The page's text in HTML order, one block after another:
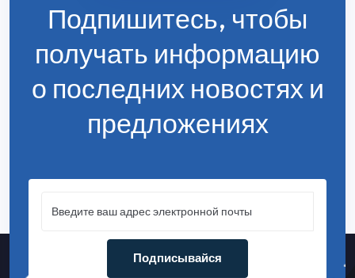
Подпишитесь, чтобы
получать информацию
о последних новостях и
предложениях
Подписывайся